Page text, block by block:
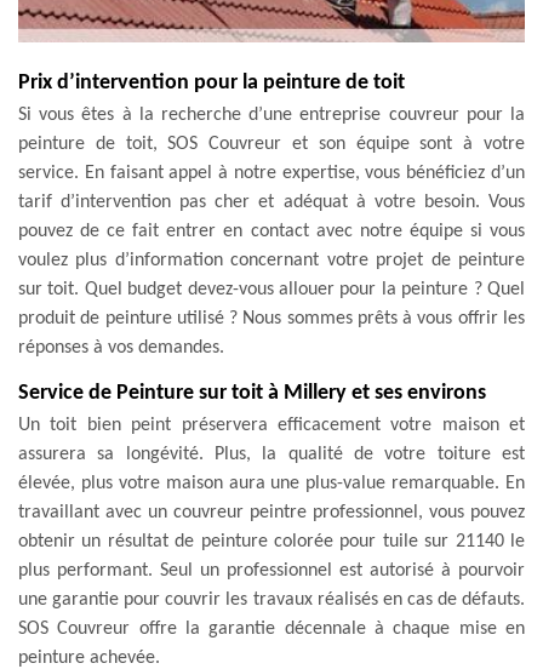
Prix d’intervention pour la peinture de toit
Si vous êtes à la recherche d’une entreprise couvreur pour la
peinture de toit, SOS Couvreur et son équipe sont à votre
service. En faisant appel à notre expertise, vous bénéficiez d’un
tarif d’intervention pas cher et adéquat à votre besoin. Vous
pouvez de ce fait entrer en contact avec notre équipe si vous
voulez plus d’information concernant votre projet de peinture
sur toit. Quel budget devez-vous allouer pour la peinture ? Quel
produit de peinture utilisé ? Nous sommes prêts à vous offrir les
réponses à vos demandes.
Service de Peinture sur toit à Millery et ses environs
Un toit bien peint préservera efficacement votre maison et
assurera sa longévité. Plus, la qualité de votre toiture est
élevée, plus votre maison aura une plus-value remarquable. En
travaillant avec un couvreur peintre professionnel, vous pouvez
obtenir un résultat de peinture colorée pour tuile sur 21140 le
plus performant. Seul un professionnel est autorisé à pourvoir
une garantie pour couvrir les travaux réalisés en cas de défauts.
SOS Couvreur offre la garantie décennale à chaque mise en
peinture achevée.